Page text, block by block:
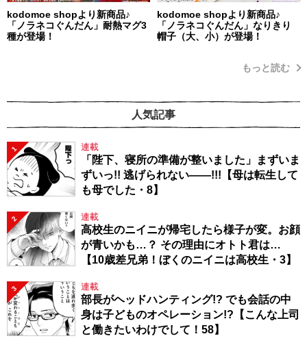
kodomoe shopより新商品♪
「ノラネコぐんだん」耐熱マグ3
種が登場！
kodomoe shopより新商品♪
「ノラネコぐんだん」なりきり
帽子（大、小）が登場！
もっと読む
人気記事
1 連載
「陛下、寝所の準備が整いました」まずいま
ずいっ!! 逃げられない――!!!【母は転生して
も母でした・8】
2 連載
高校生のニイニが帰宅したら様子が変。お顔
が青いかも…？ その理由にオトト君は…
【10歳差兄弟！ぼくのニイニは高校生・3】
3 連載
部長がヘッドハンティング!? でも会話の中
身は子どものオペレーション!?【こんな上司
と働きたいわけでして！58】